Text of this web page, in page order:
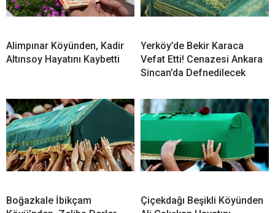
Alimpınar Köyünden, Kadir
Altınsoy Hayatını Kaybetti
Yerköy’de Bekir Karaca
Vefat Etti! Cenazesi Ankara
Sincan’da Defnedilecek
Boğazkale İbikçam
Çiçekdağı Beşikli Köyünden